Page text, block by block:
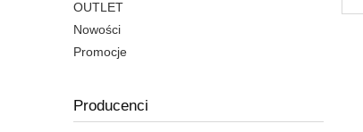
OUTLET
Nowości
Promocje
Producenci